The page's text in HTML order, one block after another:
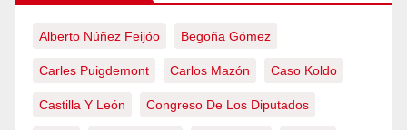
Alberto Núñez Feijóo Begoña Gómez
Carles Puigdemont Carlos Mazón Caso Koldo
Castilla Y León Congreso De Los Diputados